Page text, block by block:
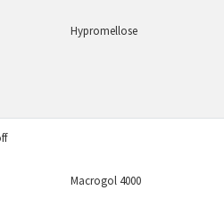
Hypromellose
Macrogol 4000